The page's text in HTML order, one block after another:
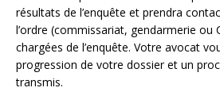
résultats de l’enquête et prendra
l’ordre (commissariat, gendarmerie ou
chargées de l’enquête. Votre avocat
progression de votre dossier et un
transmis.